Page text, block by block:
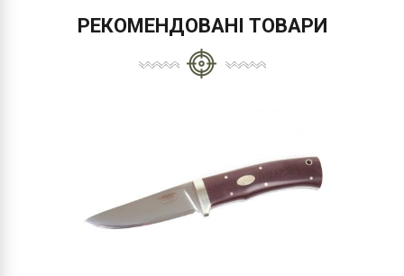
РЕКОМЕНДОВАНІ ТОВАРИ